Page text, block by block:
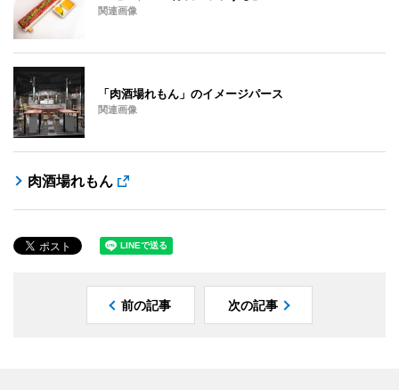
関連画像
「肉酒場れもん」のイメージパース
関連画像
肉酒場れもん
前の記事 次の記事